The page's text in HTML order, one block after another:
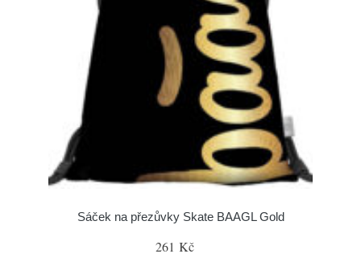
Sáček na přezůvky Skate BAAGL Gold
261 Kč